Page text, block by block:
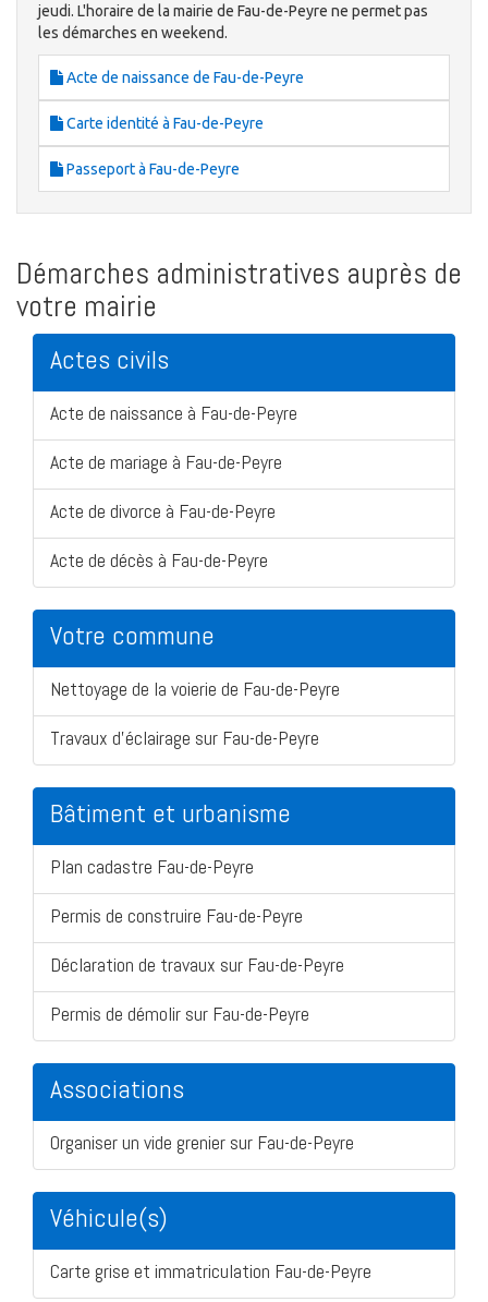
jeudi. L'horaire de la mairie de Fau-de-Peyre ne permet pas
les démarches en weekend.
Acte de naissance de Fau-de-Peyre
Carte identité à Fau-de-Peyre
Passeport à Fau-de-Peyre
Démarches administratives auprès de
votre mairie
Actes civils
Acte de naissance à Fau-de-Peyre
Acte de mariage à Fau-de-Peyre
Acte de divorce à Fau-de-Peyre
Acte de décès à Fau-de-Peyre
Votre commune
Nettoyage de la voierie de Fau-de-Peyre
Travaux d'éclairage sur Fau-de-Peyre
Bâtiment et urbanisme
Plan cadastre Fau-de-Peyre
Permis de construire Fau-de-Peyre
Déclaration de travaux sur Fau-de-Peyre
Permis de démolir sur Fau-de-Peyre
Associations
Organiser un vide grenier sur Fau-de-Peyre
Véhicule(s)
Carte grise et immatriculation Fau-de-Peyre